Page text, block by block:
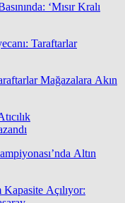
‘Mısır Kralı
Mağazalara Akın
Altın